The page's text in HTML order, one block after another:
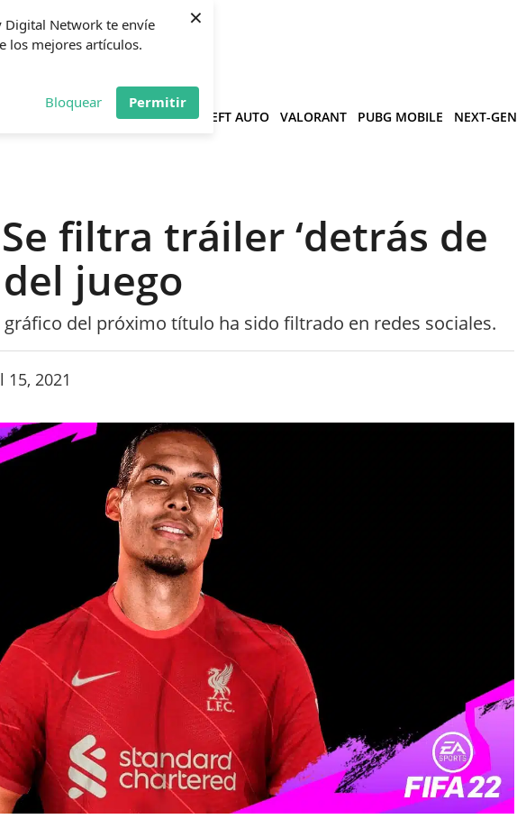
Digital Network te envíe
los mejores artículos.
Bloquear Permitir
×
FORTNITE PES GRAND THEFT AUTO VALORANT PUBG MOBILE NEXT-GEN
Se filtra tráiler ‘detrás de
juego
del próximo título ha sido filtrado en redes sociales.
15, 2021